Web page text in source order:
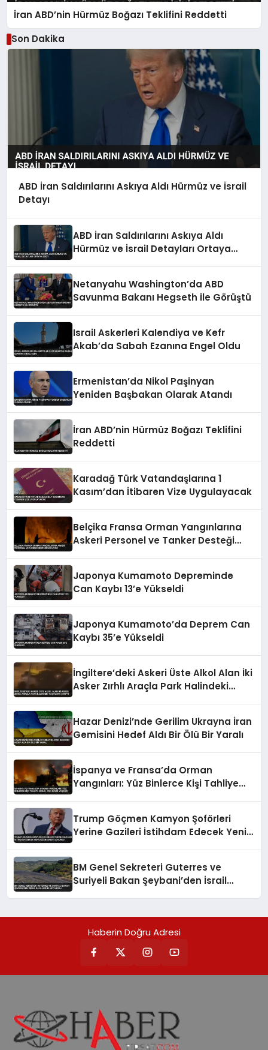
İran ABD’nin Hürmüz Boğazı Teklifini Reddetti
Son Dakika
ABD İran Saldırılarını Askıya Aldı Hürmüz ve İsrail
Detayı
ABD İran Saldırılarını Askıya Aldı
Hürmüz ve İsrail Detayları Ortaya
Netanyahu Washington’da ABD
Savunma Bakanı Hegseth ile Görüştü
Israil Askerleri Kalendiya ve Kefr
Akab’da Sabah Ezanına Engel Oldu
Ermenistan’da Nikol Paşinyan
Yeniden Başbakan Olarak Atandı
İran ABD’nin Hürmüz Boğazı Teklifini
Reddetti
Karadağ Türk Vatandaşlarına 1
Kasım’dan İtibaren Vize Uygulayacak
Belçika Fransa Orman Yangınlarına
Askeri Personel ve Tanker Desteği
Japonya Kumamoto Depreminde
Can Kaybı 13’e Yükseldi
Japonya Kumamoto’da Deprem Can
Kaybı 35’e Yükseldi
İngiltere’deki Askeri Üste Alkol Alan İki
Asker Zırhlı Araçla Park Halindeki
Hazar Denizi’nde Gerilim Ukrayna İran
Gemisini Hedef Aldı Bir Ölü Bir Yaralı
İspanya ve Fransa’da Orman
Yangınları: Yüz Binlerce Kişi Tahliye
Trump Göçmen Kamyon Şoförleri
Yerine Gazileri İstihdam Edecek Yeni
BM Genel Sekreteri Guterres ve
Suriyeli Bakan Şeybani’den İsrail
Haberin Doğru Adresi